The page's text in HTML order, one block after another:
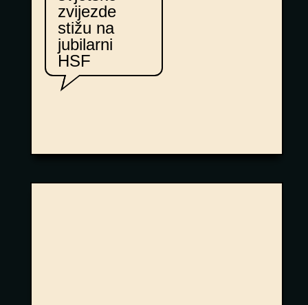
zvijezde
stižu na
jubilarni
HSF